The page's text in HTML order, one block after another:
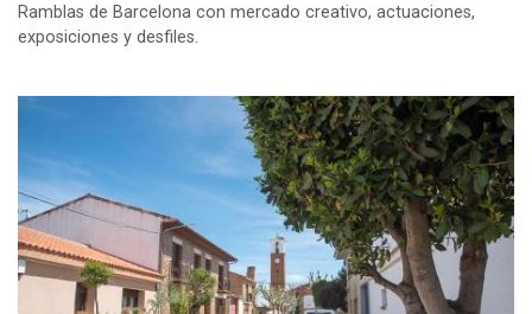
Ramblas de Barcelona con mercado creativo, actuaciones,
exposiciones y desfiles.